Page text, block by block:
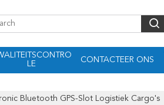
LE
CONTACTEER ONS
Bluetooth GPS-Slot Logistiek Cargo's